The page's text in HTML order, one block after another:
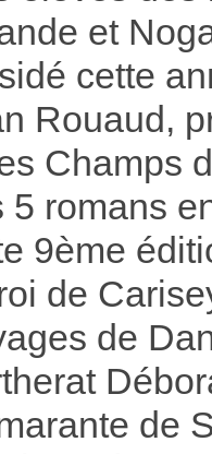
et
cette
Rouaud,
Champs
5 romans
9ème
de
de
de